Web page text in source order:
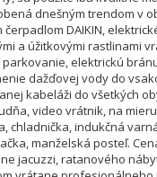
dnešným trendom v
DAIKIN,
a úžitkovými rastlinami
elektrickú
dažďovej vody do
kabeláži do všetkých
video vrátnik, na
indukčná
manželská posteľ.
jacuzzi, ratanového